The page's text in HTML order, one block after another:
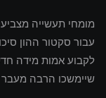
עבור סקטור ההון
לקבוע אמות מידה
שיימשכו הרבה מעבר